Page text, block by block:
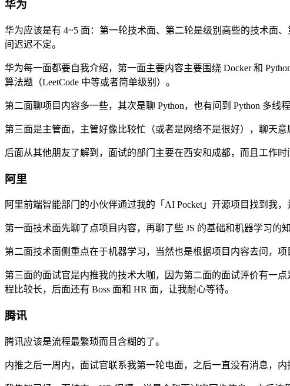
华为
华为应该是有 4~5 面：第一轮技术面、第二轮是级别高些的技术面
间迟迟不定。
华为每一面都要自我介绍，第一面主要内容主要围绕 Docker 和
算法题（LeetCode 中等或者简单级别）。
第二面聊项目内容多一些，其次是聊 Python，也有问到 Python 多线
第三面是主管面，主管好像比较忙（或者是网络不是很好），聊天
后面从其他朋友了解到，面试的部门主要在西安和成都，而且工作时
阿里
阿里前端智能部门的小伙伴通过我的「AI Pocket」开源项目找到我
第一面技术面先聊了点项目内容，再聊了些 JS 的基础和机器学习的
第二面技术面侧重点在于机器学习，当然也是根据项目内容去问，
第三面的面试官是内推我的技术大咖，因为第二面的面试评价有一
程比较长，后面还有 Boss 面和 HR 面，让我耐心等待。
腾讯
腾讯应该是流程最繁琐而且含糊的了。
内推之后一周内，面试官联系我第一轮电面，之后一直没有消息，